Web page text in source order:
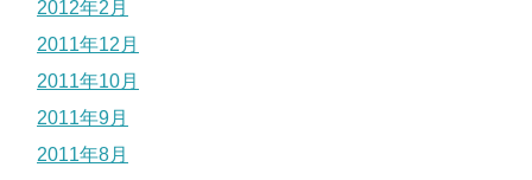
2012年2月
2011年12月
2011年10月
2011年9月
2011年8月